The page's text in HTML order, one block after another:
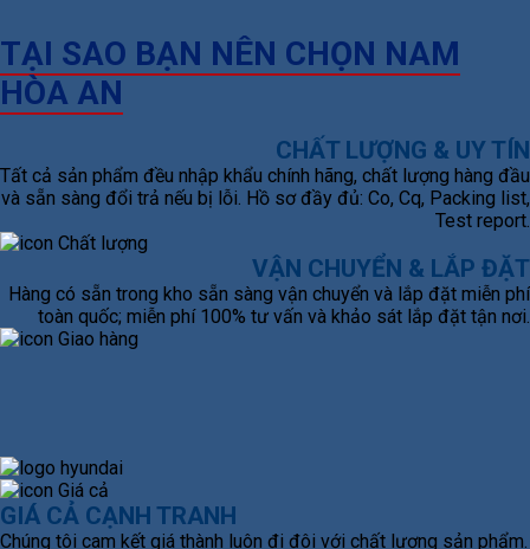
TẠI SAO BẠN NÊN CHỌN NAM
HÒA AN
CHẤT LƯỢNG & UY TÍN
Tất cả sản phẩm đều nhập khẩu chính hãng, chất lượng hàng đầu
và sẵn sàng đổi trả nếu bị lỗi. Hồ sơ đầy đủ: Co, Cq, Packing list,
Test report.
VẬN CHUYỂN & LẮP ĐẶT
Hàng có sẵn trong kho sẵn sàng vận chuyển và lắp đặt miễn phí
toàn quốc; miễn phí 100% tư vấn và khảo sát lắp đặt tận nơi.
GIÁ CẢ CẠNH TRANH
Chúng tôi cam kết giá thành luôn đi đôi với chất lượng sản phẩm.